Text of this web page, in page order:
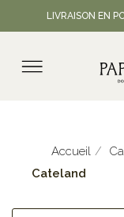
LIVRAISON EN
Accueil
Cateland